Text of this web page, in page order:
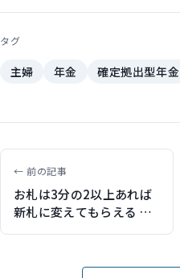
タグ
主婦 年金 確定拠出型年金
← 前の記事
お札は3分の2以上あれば
新札に変えてもらえる 災
害で現金を確保する方法